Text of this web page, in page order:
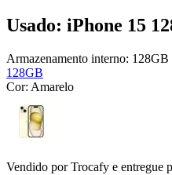
Usado: iPhone 15
Armazenamento interno: 128GB
128GB
Cor: Amarelo
Vendido porTrocafy e entregue